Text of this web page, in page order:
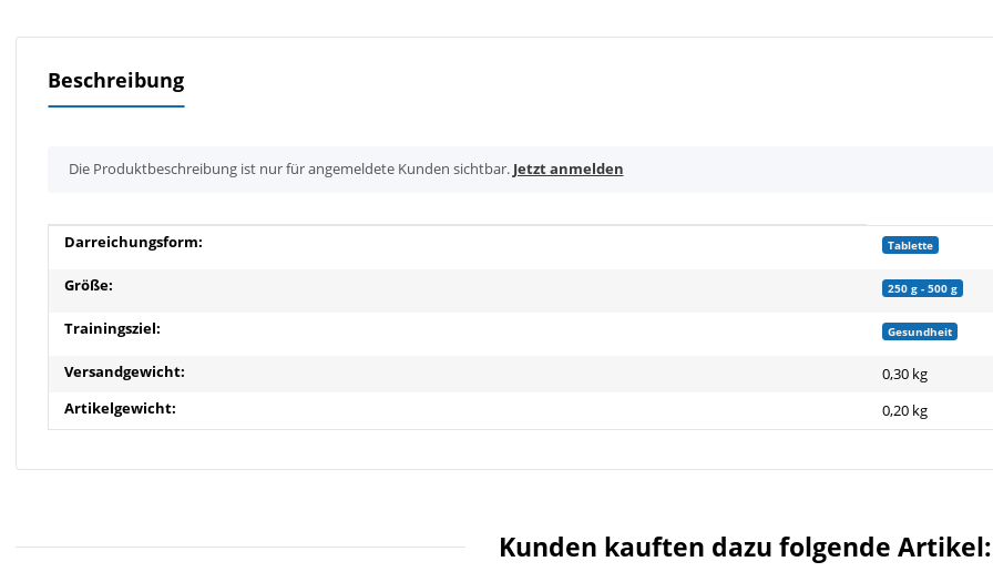
Beschreibung
x
Die Produktbeschreibung ist nur für angemeldete Kunden sichtbar. Jetzt anmelden
Produkteigenschaft
Wert
Darreichungsform: Tablette
Größe: 250 g - 500 g
Trainingsziel: Gesundheit
Versandgewicht:
0,30 kg
Artikelgewicht:
0,20 kg
Kunden kauften dazu folgende Artikel: